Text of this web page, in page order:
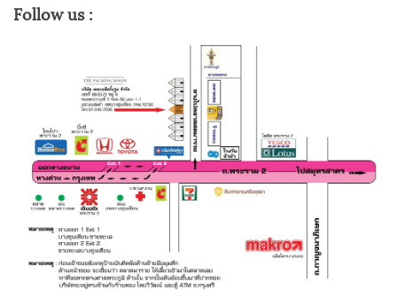
Follow us :